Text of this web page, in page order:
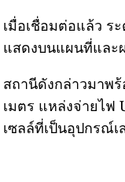
เมื่อเชื่อมต่อแล้ว ร
แสดงบนแผนที่และ
สถานีดังกล่าวมาพ
เมตร แหล่งจ่ายไฟ
เซลล์ที่เป็นอุปกรณ์เ